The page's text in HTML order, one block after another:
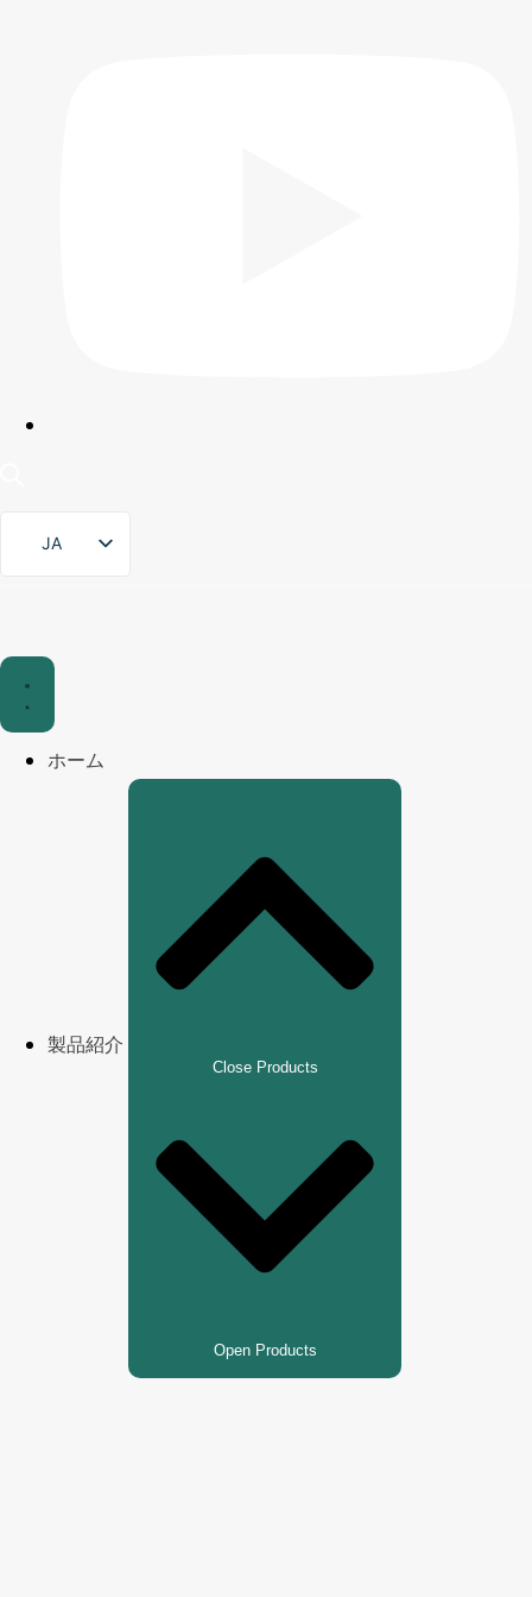
JA
ホーム
製品紹介
Close Products
Open Products